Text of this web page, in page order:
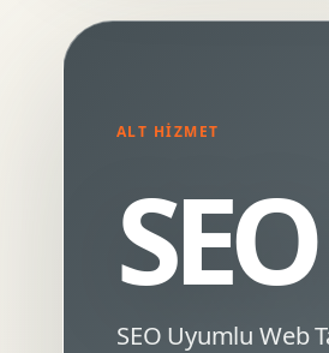
Kurumsal Web Tasarim
Webflow Web Tasarim
Framer Web Tasarim
Kurumsal Site Yenileme
ALT HIZMET
SEO Uyumlu Web